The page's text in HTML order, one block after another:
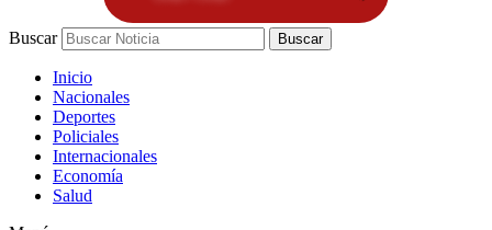
Buscar Buscar
Inicio
Nacionales
Deportes
Policiales
Internacionales
Economía
Salud